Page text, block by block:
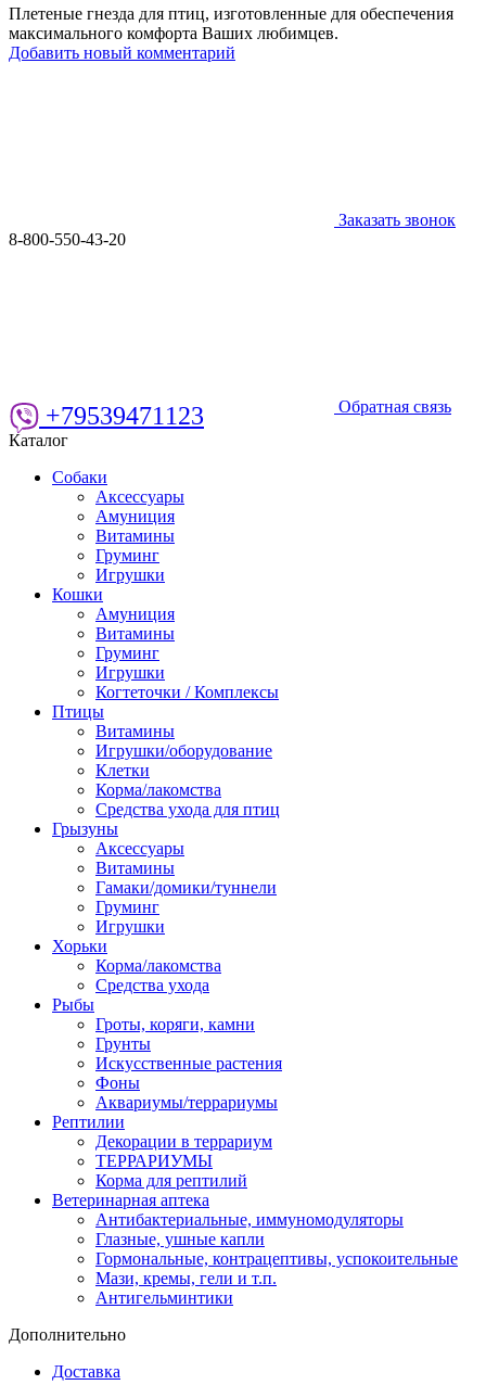
Плетеные гнезда для птиц, изготовленные для обеспечения
максимального комфорта Ваших любимцев.
Добавить новый комментарий
Заказать звонок
8-800-550-43-20
Обратная связь
+79539471123
Каталог
Собаки
Аксессуары
Амуниция
Витамины
Груминг
Игрушки
Кошки
Амуниция
Витамины
Груминг
Игрушки
Когтеточки / Комплексы
Птицы
Витамины
Игрушки/оборудование
Клетки
Корма/лакомства
Средства ухода для птиц
Грызуны
Аксессуары
Витамины
Гамаки/домики/туннели
Груминг
Игрушки
Хорьки
Корма/лакомства
Средства ухода
Рыбы
Гроты, коряги, камни
Грунты
Искусственные растения
Фоны
Аквариумы/террариумы
Рептилии
Декорации в террариум
ТЕРРАРИУМЫ
Корма для рептилий
Ветеринарная аптека
Антибактериальные, иммуномодуляторы
Глазные, ушные капли
Гормональные, контрацептивы, успокоительные
Мази, кремы, гели и т.п.
Антигельминтики
Дополнительно
Доставка